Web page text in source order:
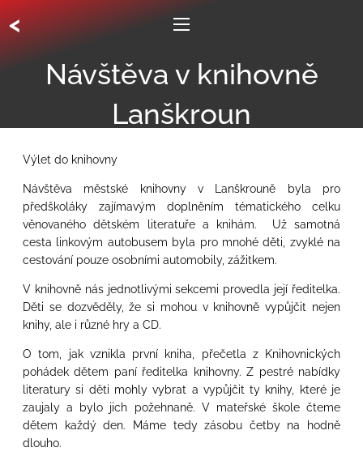
<
Návštěva v knihovně
Lanškroun
Výlet do knihovny
Návštěva městské knihovny v Lanškrouně byla pro
předškoláky zajímavým doplněním tématického celku
věnovaného dětském literatuře a knihám. Už samotná
cesta linkovým autobusem byla pro mnohé děti, zvyklé na
cestování pouze osobními automobily, zážitkem.
V knihovně nás jednotlivými sekcemi provedla její ředitelka.
Děti se dozvěděly, že si mohou v knihovně vypůjčit nejen
knihy, ale i různé hry a CD.
O tom, jak vznikla první kniha, přečetla z Knihovnických
pohádek dětem paní ředitelka knihovny. Z pestré nabídky
literatury si děti mohly vybrat a vypůjčit ty knihy, které je
zaujaly a bylo jich požehnaně. V mateřské škole čteme
dětem každý den. Máme tedy zásobu četby na hodně
dlouho.